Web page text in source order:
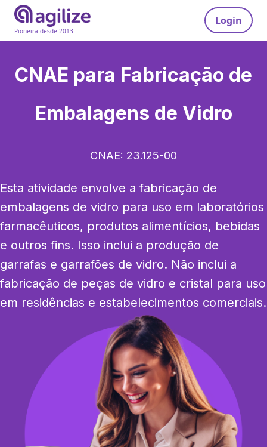
Pioneira desde 2013
Login
CNAE para Fabricação de
Embalagens de Vidro
CNAE: 23.125-00
Esta atividade envolve a fabricação de
embalagens de vidro para uso em laboratórios
farmacêuticos, produtos alimentícios, bebidas
e outros fins. Isso inclui a produção de
garrafas e garrafões de vidro. Não inclui a
fabricação de peças de vidro e cristal para uso
em residências e estabelecimentos comerciais.